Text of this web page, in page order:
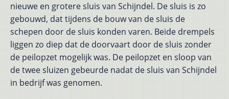
nieuwe en grotere sluis van Schijndel. De sluis is zo
gebouwd, dat tijdens de bouw van de sluis de
schepen door de sluis konden varen. Beide drempels
liggen zo diep dat de doorvaart door de sluis zonder
de peilopzet mogelijk was. De peilopzet en sloop van
de twee sluizen gebeurde nadat de sluis van Schijndel
in bedrijf was genomen.